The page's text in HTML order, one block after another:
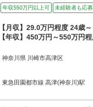
年収550万円以上可 未経験者も応
【月収】29.0万円程度 24歳～
【年収】450万円～550万円
神奈川県 川崎市高津区
東急田園都市線 高津(神奈川)駅